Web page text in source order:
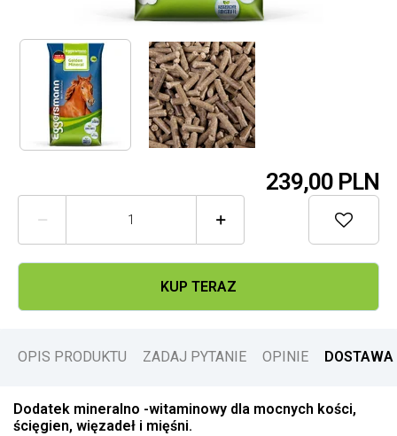
239,00 PLN
 
KUP TERAZ

OPIS PRODUKTU ZADAJ PYTANIE OPINIE DOSTAWA
Dodatek mineralno -witaminowy dla mocnych kości,
ścięgien, więzadeł i mięśni.